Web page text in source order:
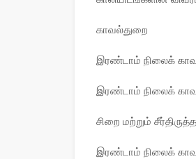
காவல்துறை
இரண்டாம் நிலைக்
இரண்டாம் நிலைக்
சிறை மற்றும்
இரண்டாம் நிலைக்